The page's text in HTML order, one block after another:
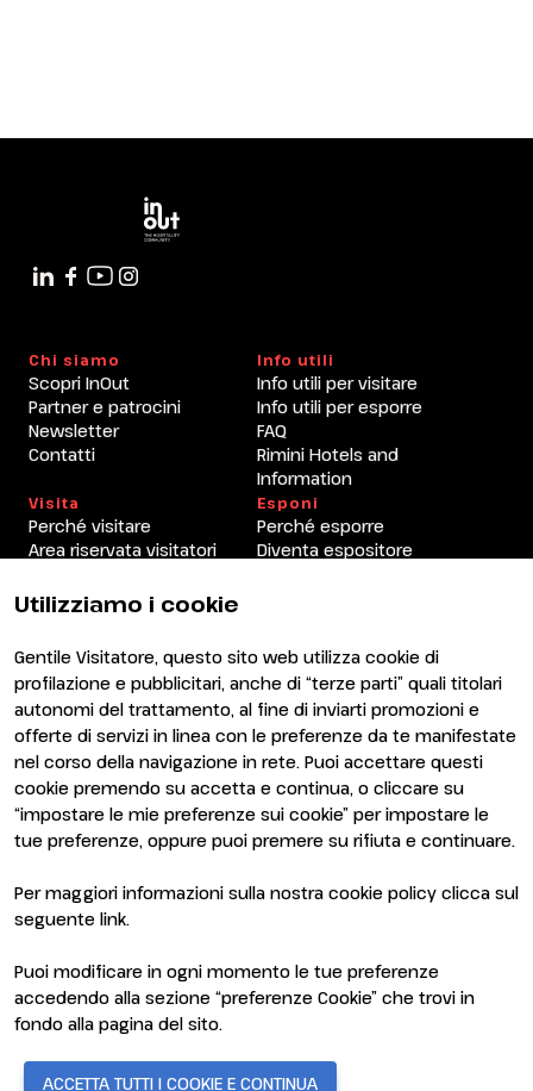
Utilizziamo i cookie
Gentile Visitatore, questo sito web utilizza cookie di
profilazione e pubblicitari, anche di “terze parti” quali titolari
autonomi del trattamento, al fine di inviarti promozioni e
offerte di servizi in linea con le preferenze da te manifestate
nel corso della navigazione in rete. Puoi accettare questi
cookie premendo su accetta e continua, o cliccare su
“impostare le mie preferenze sui cookie” per impostare le
tue preferenze, oppure puoi premere su rifiuta e continuare.
Per maggiori informazioni sulla nostra cookie policy clicca sul
seguente link.
Puoi modificare in ogni momento le tue preferenze
accedendo alla sezione “preferenze Cookie” che trovi in
fondo alla pagina del sito.
ACCETTA TUTTI I COOKIE E CONTINUA
Chi siamo
Scopri InOut
Partner e patrocini
Newsletter
Contatti
Info utili
Info utili per visitare
Info utili per esporre
FAQ
Rimini Hotels and
Information
Visita
Perché visitare
Area riservata visitatori
Esponi
Perché esporre
Diventa espositore
ENTI CERTIFICATORI
© 2026ITALIAN EXHIBITION GROUP SpA - Via Emilia 155, 47921